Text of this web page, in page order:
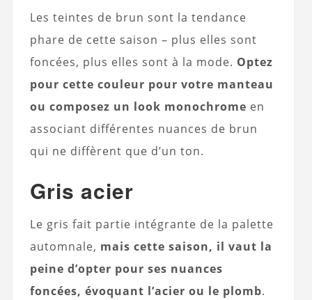
Les teintes de brun sont la tendance
phare de cette saison – plus elles sont
foncées, plus elles sont à la mode. Optez
pour cette couleur pour votre manteau
ou composez un look monochrome en
associant différentes nuances de brun
qui ne diffèrent que d’un ton.
Gris acier
Le gris fait partie intégrante de la palette
automnale, mais cette saison, il vaut la
peine d’opter pour ses nuances
foncées, évoquant l’acier ou le plomb.